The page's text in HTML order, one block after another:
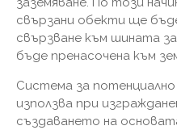
свързани обекти ще
свързване към шината
бъде пренасочена към
Система за потенциално
използва при
създаването на